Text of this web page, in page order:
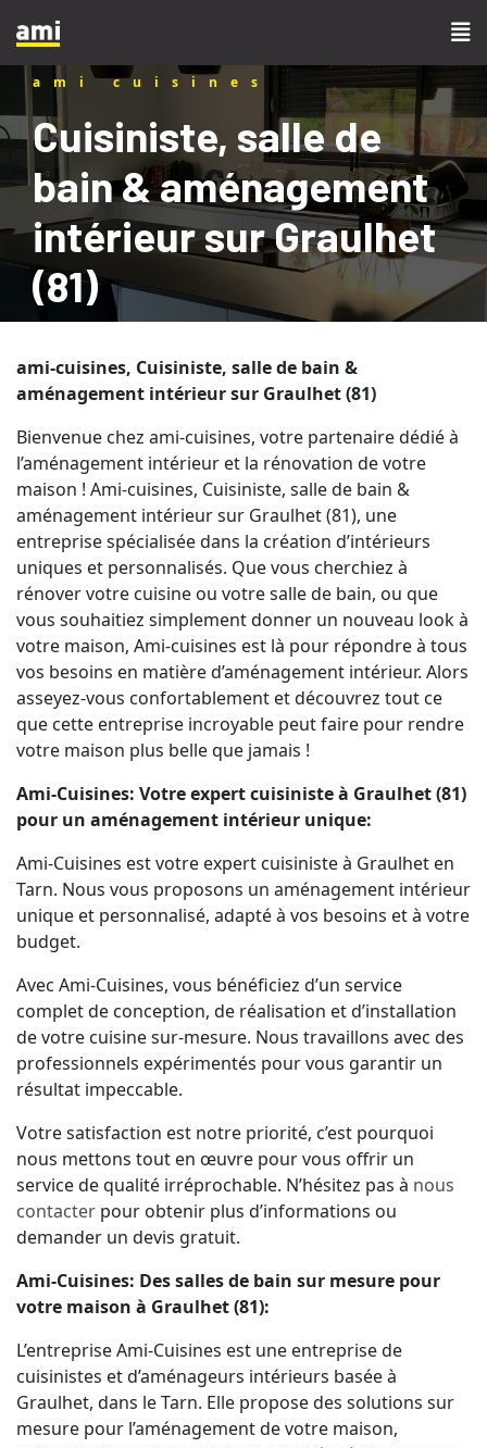
ami cuisines
Cuisiniste, salle de
bain & aménagement
intérieur sur Graulhet
(81)
ami-cuisines, Cuisiniste, salle de bain &
aménagement intérieur sur Graulhet (81)
Bienvenue chez ami-cuisines, votre partenaire dédié à
l’aménagement intérieur et la rénovation de votre
maison ! Ami-cuisines, Cuisiniste, salle de bain &
aménagement intérieur sur Graulhet (81), une
entreprise spécialisée dans la création d’intérieurs
uniques et personnalisés. Que vous cherchiez à
rénover votre cuisine ou votre salle de bain, ou que
vous souhaitiez simplement donner un nouveau look à
votre maison, Ami-cuisines est là pour répondre à tous
vos besoins en matière d’aménagement intérieur. Alors
asseyez-vous confortablement et découvrez tout ce
que cette entreprise incroyable peut faire pour rendre
votre maison plus belle que jamais !
Ami-Cuisines: Votre expert cuisiniste à Graulhet (81)
pour un aménagement intérieur unique:
Ami-Cuisines est votre expert cuisiniste à Graulhet en
Tarn. Nous vous proposons un aménagement intérieur
unique et personnalisé, adapté à vos besoins et à votre
budget.
Avec Ami-Cuisines, vous bénéficiez d’un service
complet de conception, de réalisation et d’installation
de votre cuisine sur-mesure. Nous travaillons avec des
professionnels expérimentés pour vous garantir un
résultat impeccable.
Votre satisfaction est notre priorité, c’est pourquoi
nous mettons tout en œuvre pour vous offrir un
service de qualité irréprochable. N’hésitez pas à nous
contacter pour obtenir plus d’informations ou
demander un devis gratuit.
Ami-Cuisines: Des salles de bain sur mesure pour
votre maison à Graulhet (81):
L’entreprise Ami-Cuisines est une entreprise de
cuisinistes et d’aménageurs intérieurs basée à
Graulhet, dans le Tarn. Elle propose des solutions sur
mesure pour l’aménagement de votre maison,